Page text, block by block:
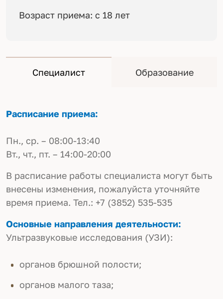
Возраст приема: с 18 лет
Специалист Образование
Расписание приема:
Пн., ср. – 08:00-13:40
Вт., чт., пт. – 14:00-20:00
В расписание работы специалиста могут быть
внесены изменения, пожалуйста уточняйте
время приема. Тел.: +7 (3852) 535-535
Основные направления деятельности:
Ультразвуковые исследования (УЗИ):
органов брюшной полости;
органов малого таза;